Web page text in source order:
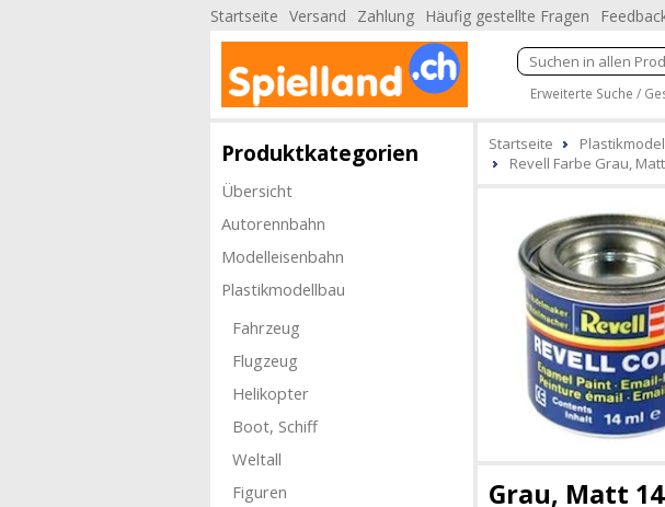
Startseite Versand Zahlung Häufig gestellte Fragen
Erweiterte Suche /
Produktkategorien
Übersicht
Autorennbahn
Modelleisenbahn
Plastikmodellbau
Fahrzeug
Flugzeug
Helikopter
Boot, Schiff
Weltall
Figuren
Startseite
Revell Farbe Grau,
Grau, Matt